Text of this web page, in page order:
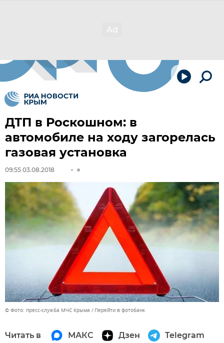
ДТП в Роскошном: в
автомобиле на ходу загорелась
газовая установка
09:55 03.08.2018
© Фото: пресс-служба МЧС Крыма Перейти в фотобанк
Читать в МАКС Дзен Telegram